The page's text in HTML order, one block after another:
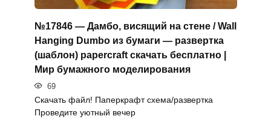
№17846 — Дамбо, висящий на стене / Wall
Hanging Dumbo из бумаги — развертка
(шаблон) papercraft скачать бесплатно |
Мир бумажного моделирования
69
Скачать файл! Паперкрафт схема/развертка
Проведите уютный вечер